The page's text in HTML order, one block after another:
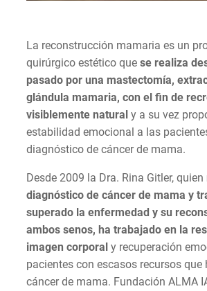
La reconstrucción mamaria es un
quirúrgico estético que se realiza
pasado por una mastectomía,
glándula mamaria, con el fin de
visiblemente natural y a su vez
estabilidad emocional a las
diagnóstico de cáncer de mama.
Desde 2009 la Dra. Rina Gitler, quien
diagnóstico de cáncer de mama y
superado la enfermedad y su
ambos senos, ha trabajado en la
imagen corporal y recuperación
pacientes con escasos recursos que
cáncer de mama. Fundación ALMA